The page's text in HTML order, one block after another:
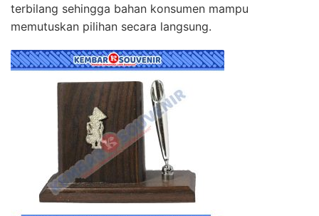
terbilang sehingga bahan konsumen mampu
memutuskan pilihan secara langsung.